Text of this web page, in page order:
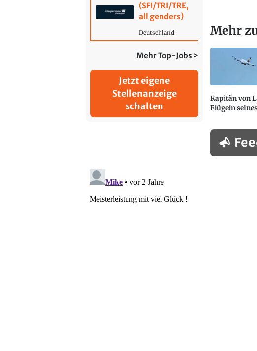
(SFI/TRI/TRE,
all genders)
Deutschland
Mehr Top-Jobs >
Jetzt eigene
Stellenanzeige
schalten
Mehr
Kapitän von
Flügeln